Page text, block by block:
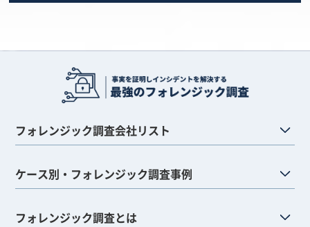
フォレンジック調査会社リスト
ケース別・フォレンジック調査事例
フォレンジック調査とは